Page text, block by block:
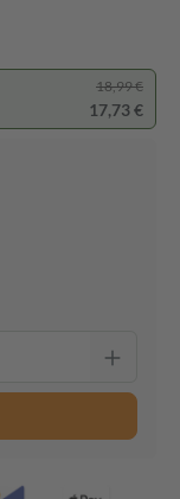
18,99 €
17,73 €